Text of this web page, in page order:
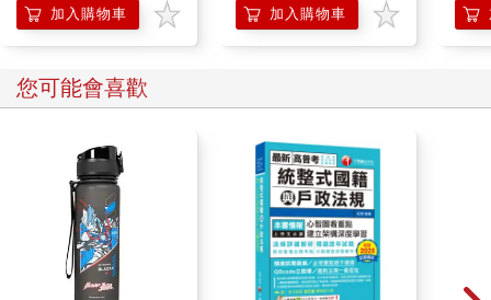
「行動派」的37個科
學方法
加入購物車 加入購物車
您可能會喜歡